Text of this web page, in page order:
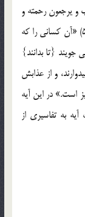
و یرجعون رحمته و
یخافون عذابه إن عذاب ربک کان محذورا» (الاسراء/57) «آن کسانی را که
{تا بدانند}
و از عذابش
است.» در این آیه
به تفاسیری از